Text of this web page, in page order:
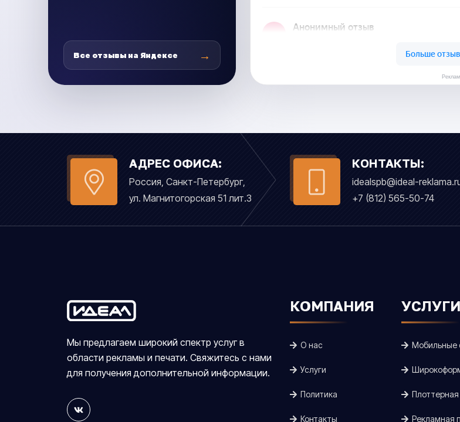
Все отзывы на Яндексе →
АДРЕС ОФИСА:
Россия, Санкт-Петербург,
ул. Магнитогорская 51 лит.З
КОНТАКТЫ:
idealspb@ideal-
+7 (812) 565-50-74
Мы предлагаем широкий спектр услуг в
области рекламы и печати. Свяжитесь с нами
для получения дополнительной информации.
КОМПАНИЯ
О нас
Услуги
Политика
Контакты
УСЛУГИ
Мобильные
Плоттерная
Рекламная